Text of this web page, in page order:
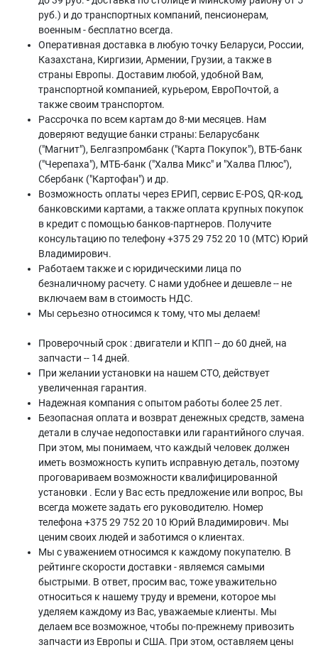
руб.) и до транспортных компаний, пенсионерам,
военным - бесплатно всегда.
Оперативная доставка в любую точку Беларуси, России,
Казахстана, Киргизии, Армении, Грузии, а также в
страны Европы. Доставим любой, удобной Вам,
транспортной компанией, курьером, ЕвроПочтой, а
также своим транспортом.
Рассрочка по всем картам до 8-ми месяцев. Нам
доверяют ведущие банки страны: Беларусбанк
("Магнит"), Белгазпромбанк ("Карта Покупок"), ВТБ-банк
("Черепаха"), МТБ-банк ("Халва Микс" и "Халва Плюс"),
Сбербанк ("Картофан") и др.
Возможность оплаты через ЕРИП, сервис E-POS, QR-код,
банковскими картами, а также оплата крупных покупок
в кредит с помощью банков-партнеров. Получите
консультацию по телефону +375 29 752 20 10 (МТС) Юрий
Владимирович.
Работаем также и с юридическими лица по
безналичному расчету. С нами удобнее и дешевле -- не
включаем вам в стоимость НДС.
Мы серьезно относимся к тому, что мы делаем!
Проверочный срок : двигатели и КПП -- до 60 дней, на
запчасти -- 14 дней.
При желании установки на нашем СТО, действует
увеличенная гарантия.
Надежная компания с опытом работы более 25 лет.
Безопасная оплата и возврат денежных средств, замена
детали в случае недопоставки или гарантийного случая.
При этом, мы понимаем, что каждый человек должен
иметь возможность купить исправную деталь, поэтому
проговариваем возможности квалифицированной
установки . Если у Вас есть предложение или вопрос, Вы
всегда можете задать его руководителю. Номер
телефона +375 29 752 20 10 Юрий Владимирович. Мы
ценим своих людей и заботимся о клиентах.
Мы с уважением относимся к каждому покупателю. В
рейтинге скорости доставки - являемся самыми
быстрыми. В ответ, просим вас, тоже уважительно
относиться к нашему труду и времени, которое мы
уделяем каждому из Вас, уважаемые клиенты. Мы
делаем все возможное, чтобы по-прежнему привозить
запчасти из Европы и США. При этом, оставляем цены